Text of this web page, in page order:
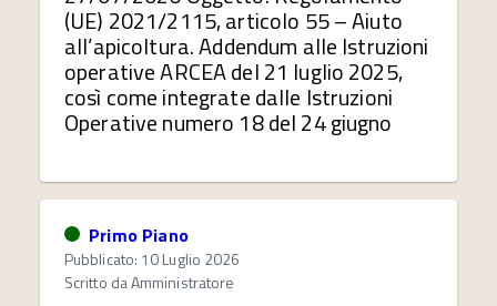
(UE) 2021/2115, articolo 55 – Aiuto
all’apicoltura. Addendum alle Istruzioni
operative ARCEA del 21 luglio 2025,
così come integrate dalle Istruzioni
Operative numero 18 del 24 giugno
Primo Piano
Pubblicato: 10 Luglio 2026
Scritto daAmministratore